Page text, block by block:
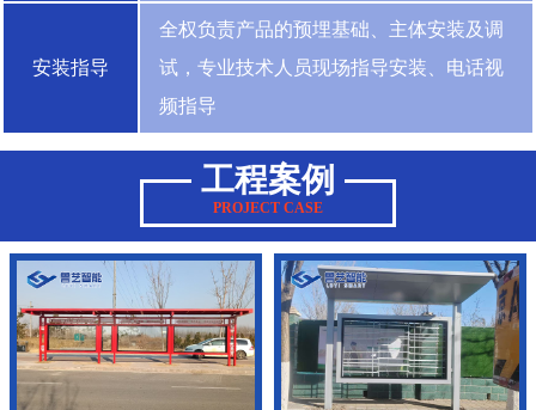
安装指导
全权负责产品的预埋基础、主体安装及调
试，专业技术人员现场指导安装、电话视
频指导
工程案例
PROJECT CASE